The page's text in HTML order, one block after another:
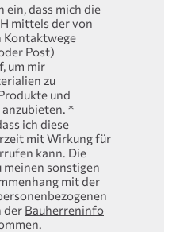
ein, dass mich die
mittels der von
Kontaktwege
Post)
um mir
zu
und
*
ich diese
mit Wirkung für
kann. Die
sonstigen
mit der
der Bauherreninfo